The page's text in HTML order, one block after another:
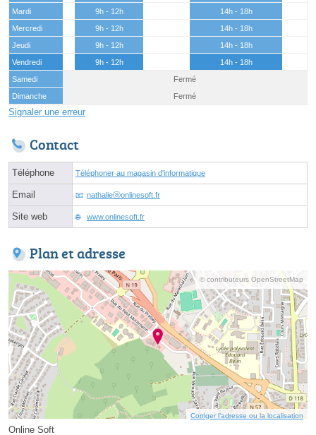
Mardi
9h - 12h
14h - 18h
Mercredi
9h - 12h
14h - 18h
Jeudi
9h - 12h
14h - 18h
Vendredi
9h - 12h
14h - 18h
Samedi
Fermé
Dimanche
Fermé
Signaler une erreur
Contact
Téléphone Téléphoner au magasin d'informatique
Email nathalieⓐonlinesoft.fr
Site web www.onlinesoft.fr
Plan et adresse
© contributeurs OpenStreetMap
Corriger l’adresse ou la localisation
Online Soft